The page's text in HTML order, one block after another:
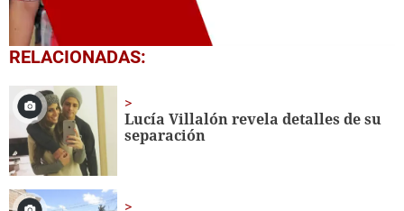
0
seconds
minute,
seconds
RELACIONADAS:
Lucía Villalón revela detalles de su
separación